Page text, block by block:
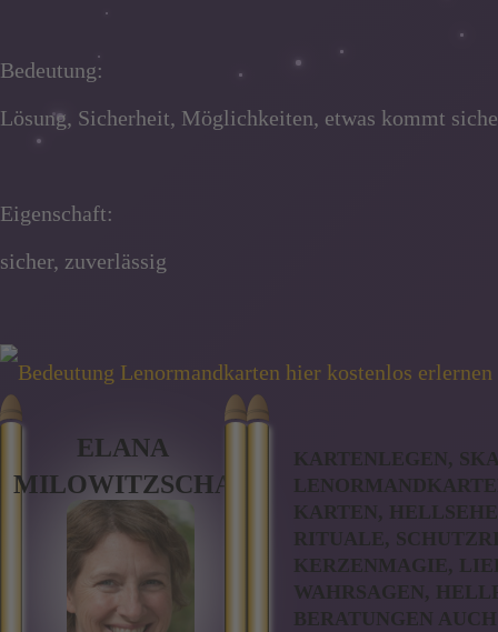
Bedeutung:
Lösung, Sicherheit, Möglichkeiten, etwas kommt
Eigenschaft:
sicher, zuverlässig
ELANA
MILOWITZSCHA
KARTENLEGEN,
KARTEN,
RITUALE,
KERZENMAGIE,
WAHRSAGEN,
BERATUNGEN